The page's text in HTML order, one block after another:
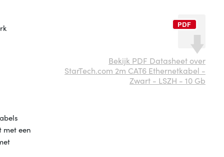
met een
Bekijk PDF Datasheet over
StarTech.com 2m CAT6 Ethernetkabel -
Zwart - LSZH - 10 Gb